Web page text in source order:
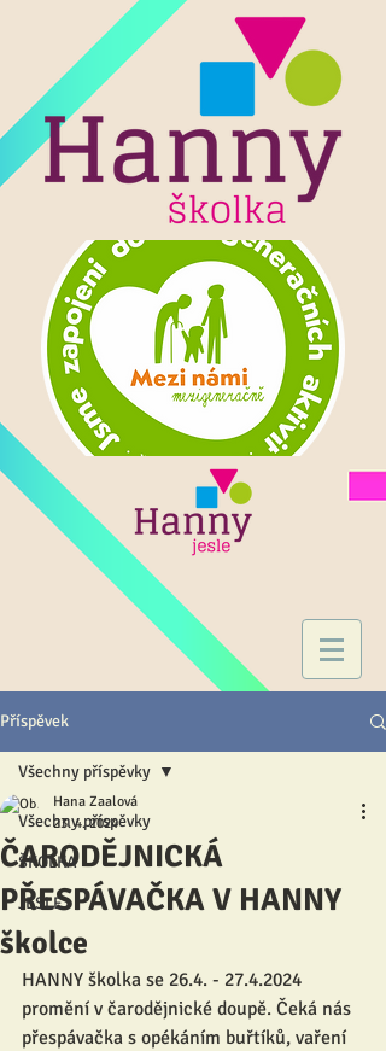
Příspěvek
Všechny příspěvky
ŠKOLKA
JESLE
Všechny příspěvky
ČARODĚJNICKÁ
PŘESPÁVAČKA V HANNY
školce
Hana Zaalová
23. 4. 2024
HANNY školka se 26.4. - 27.4.2024
promění v čarodějnické doupě. Čeká nás
přespávačka s opékáním buřtíků, vaření